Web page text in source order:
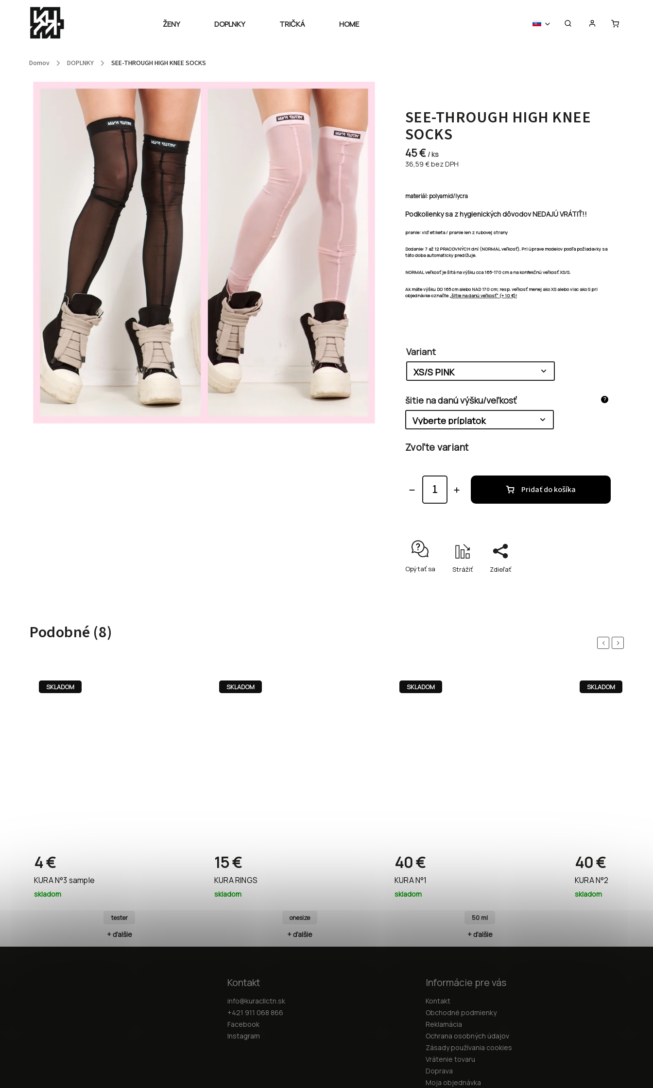
ŽENY DOPLNKY TRIČKÁ HOME
Domov / DOPLNKY / SEE-THROUGH HIGH KNEE SOCKS
SEE-THROUGH HIGH KNEE
SOCKS
45 € / ks
36,59 €bez DPH
materiál: polyamid/lycra
Podkolienky sa z hygienických dôvodov NEDAJÚ VRÁTIŤ!!
pranie: viď etiketa / pranie len z rubovej strany
Dodanie:7 až 12 PRACOVNÝCH dní(NORMAL veľkosť). Pri úprave modelov podľa požiadavky sa
táto doba automaticky predlžuje.
NORMAL veľkosť je šitá na výšku cca 165-170 cm a na konfekčnú veľkosť XS/S.
Ak máte výšku DO 165 cmaleboNAD 170 cm; resp. veľkosťmenej ako XS alebo viac ako Spri
objednávke označte„šitie na danú veľkosť“ (+ 10 €)!
Variant
šitie na danú výšku/veľkosť ?
Zvoľte variant
Pridať do košíka
Opýtať sa Strážiť Zdieľať
Podobné (8) Previous
SKLADOM
KURA N°3 sample
skladom
4 €
tester
+ ďalšie
SKLADOM
KURA RINGS
skladom
15 €
onesize
+ ďalšie
SKLADOM
KURA N°1
skladom
40 €
50 ml
+ ďalšie
SKLADOM
KURA N°2
skladom
40 €
Next
Kontakt
info@kuracllctn.sk
+421 911 068 866
Facebook
Instagram
Informácie pre vás
Kontakt
Obchodné podmienky
Reklamácia
Ochrana osobných údajov
Zásady používania cookies
Vrátenie tovaru
Doprava
Moja objednávka